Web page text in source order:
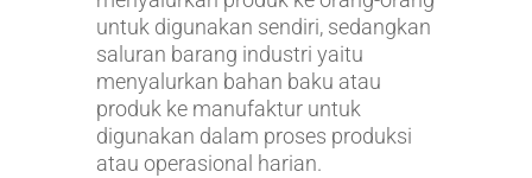
untuk digunakan sendiri, sedangkan
saluran barang industri yaitu
menyalurkan bahan baku atau
produk ke manufaktur untuk
digunakan dalam proses produksi
atau operasional harian.